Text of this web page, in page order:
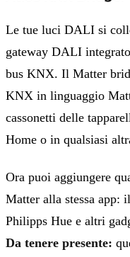
Le tue luci DALI si
gateway DALI
bus KNX. Il Matter
KNX in linguaggio
cassonetti delle
Home o in qualsiasi
Ora puoi aggiungere
Matter alla stessa app:
Philipps Hue e altri
Da tenere presente: